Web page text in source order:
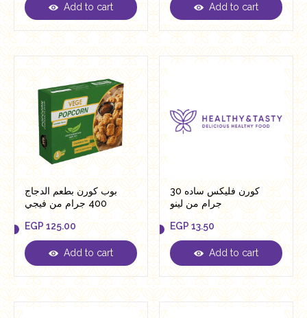
EGP 11.00Add to cart EGP 11.00Add to cart
بوب كورن بطعم الدجاج
400 جرام من فيجي
EGP 125.00
EGP 125.00
Add to cart
كورن فليكس ساده 30
جرام من لينو
EGP 13.50
EGP 13.50
Add to cart